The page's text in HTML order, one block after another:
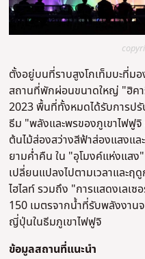
ตั้งอยู่บนที่ราบสูงโกเท็มบะที่มอ
สถานที่พักผ่อนขนาดใหญ่ "ฮิคา
2023 พื้นที่ทั้งหมดได้รับการป
ธีม "พลังและพรของภูเขาไฟฟู
ต้นไม้ส่องสว่างสีฟ้าส่องแสงแ
ยามค่ําคืน ใน "อุโมงค์แห่งแส
เปลี่ยนแปลงไปตามเวลาและฤ
ไฮไลท์ รวมถึง "การแสดงเลเ
150 เมตรจากน้ําที่รับพลังงาน
ญี่ปุ่นในธีมภูเขาไฟฟูจิ
ข้อมูลสถานที่แนะนํา